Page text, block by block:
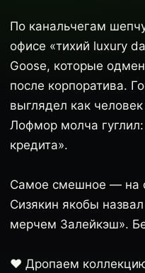
По канальчегам
офисе «тихий luxury
Goose, которые
после корпоратива.
выглядел как
Лофмор молча гуглил:
кредита».
Самое смешное — на
Сизякин якобы
мерчем Залейкэш».
❤️ Дропаем